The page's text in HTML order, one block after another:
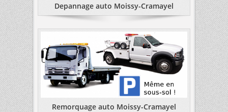
Depannage auto Moissy-Cramayel
Remorquage auto Moissy-Cramayel